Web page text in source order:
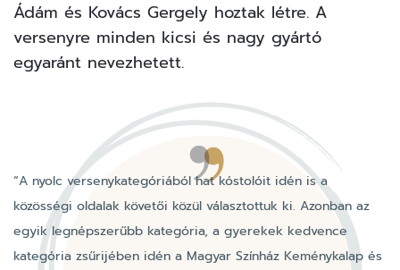
Ádám és Kovács Gergely hoztak létre. A
versenyre minden kicsi és nagy gyártó
egyaránt nevezhetett.
“A nyolc versenykategóriából hat kóstolóit idén is a
közösségi oldalak követői közül választottuk ki. Azonban az
egyik legnépszerűbb kategória, a gyerekek kedvence
kategória zsűrijében idén a Magyar Színház Keménykalap és